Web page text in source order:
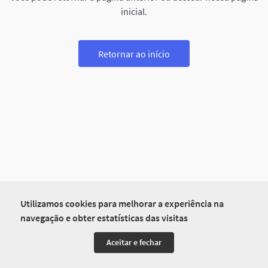
Utilizamos cookies para melhorar a experiência na
navegação e obter estatísticas das visitas
Aceitar e fechar
inicial.
Retornar ao início